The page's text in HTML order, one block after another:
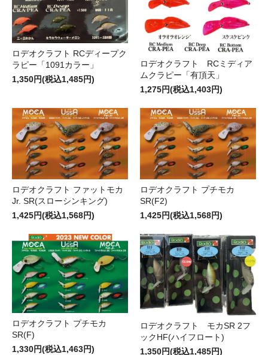
ロデオクラフト RCディープク
ラピー「1091カラー」
1,350円(税込1,485円)
ロデオクラフト RCミディア
ムクラピー「有頂天」
1,275円(税込1,403円)
ロデオクラフト ファットモカ
Jr. SR(スローシンキング)
1,425円(税込1,568円)
ロデオクラフト プチモカ
SR(F2)
1,425円(税込1,568円)
ロデオクラフト プチモカ
SR(F)
1,330円(税込1,463円)
ロデオクラフト モカSR 2フ
ックHF(ハイフロート)
1,350円(税込1,485円)